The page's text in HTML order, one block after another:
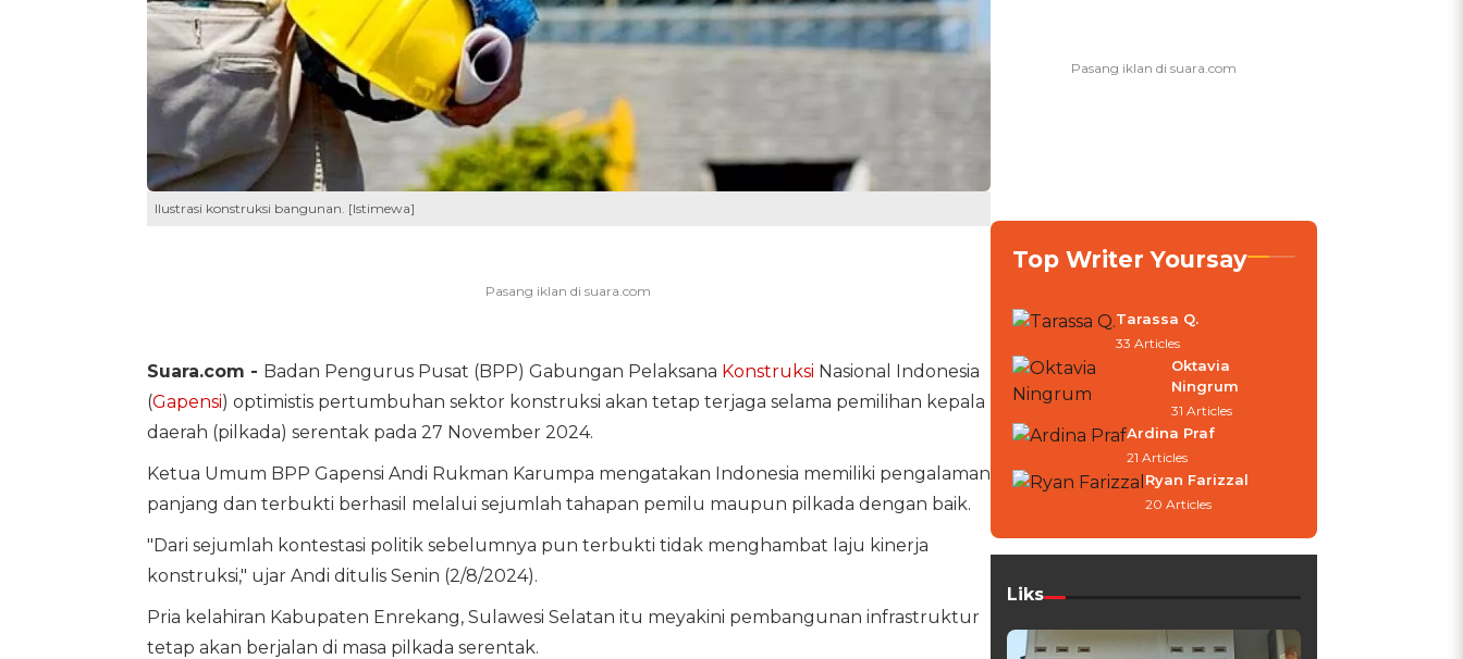
Ilustrasi konstruksi bangunan. [Istimewa]
Suara.com - Badan Pengurus Pusat (BPP) Gabungan Pelaksana Konstruksi Nasional Indonesia
(Gapensi) optimistis pertumbuhan sektor konstruksi akan tetap terjaga selama pemilihan kepala
daerah (pilkada) serentak pada 27 November 2024.
Ketua Umum BPP Gapensi Andi Rukman Karumpa mengatakan Indonesia memiliki pengalaman
panjang dan terbukti berhasil melalui sejumlah tahapan pemilu maupun pilkada dengan baik.
"Dari sejumlah kontestasi politik sebelumnya pun terbukti tidak menghambat laju kinerja
konstruksi," ujar Andi ditulis Senin (2/8/2024).
Pria kelahiran Kabupaten Enrekang, Sulawesi Selatan itu meyakini pembangunan infrastruktur
tetap akan berjalan di masa pilkada serentak.
Top Writer Yoursay
Tarassa Q.
33 Articles
Oktavia
Ningrum
31 Articles
Ardina Praf
21 Articles
Ryan Farizzal
20 Articles
Liks